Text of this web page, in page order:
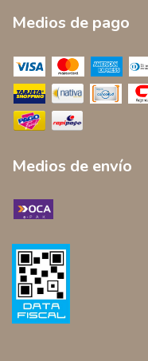
Medios de pago
Medios de envío